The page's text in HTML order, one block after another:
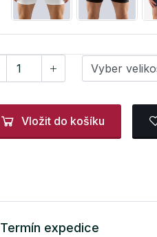
Vložit do košíku
Termín expedice